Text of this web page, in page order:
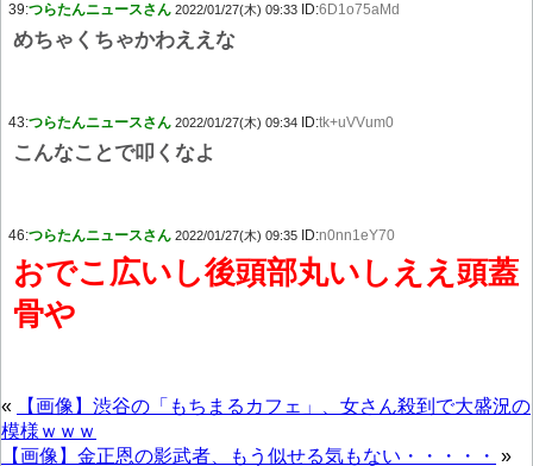
39:つらたんニュースさん 2022/01/27(木) 09:33 ID:6D1o75aMd
めちゃくちゃかわええな
43:つらたんニュースさん 2022/01/27(木) 09:34 ID:tk+uVVum0
こんなことで叩くなよ
46:つらたんニュースさん 2022/01/27(木) 09:35 ID:n0nn1eY70
おでこ広いし後頭部丸いしええ頭蓋
骨や
«
【画像】渋谷の「もちまるカフェ」、女さん殺到で大盛況の
模様ｗｗｗ
【画像】金正恩の影武者、もう似せる気もない・・・・・ »